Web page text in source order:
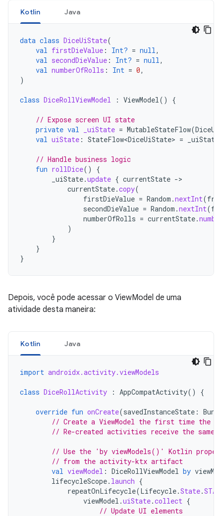
Kotlin Java
data class DiceUiState(
val firstDieValue : Int? = null,
val secondDieValue : Int? = null,
val numberOfRolls : Int = 0,
)
class DiceRollViewModel : ViewModel() {
// Expose screen UI state
private val _uiState = MutableStateFlow(
val uiState : StateFlow<DiceUiState> = _uiState
// Handle business logic
fun rollDice()
{
_uiState.update { currentState -
currentState.copy(
firstDieValue = Random .nextInt(
secondDieValue = Random .nextInt(
numberOfRolls = currentState.
)
}
}
}
Depois, você pode acessar o ViewModel de uma
atividade desta maneira:
Kotlin Java
import androidx.activity.viewModels
class DiceRollActivity : AppCompatActivity() {
override fun onCreate(savedInstanceState :
// Create a ViewModel the first time the
// Re-created activities receive the same
// Use the 'by viewModels()' Kotlin
// from the activity-ktx artifact
val viewModel : DiceRollViewModel by
lifecycleScope. launch {
repeatOnLifecycle(Lifecycle.State.
viewModel .uiState.collect {
// Update UI elements